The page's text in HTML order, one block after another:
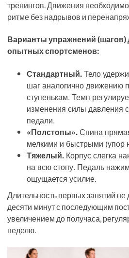
тренингов. Движения
ритме без надрывов и
Варианты упражнений
опытных спортсменов:
Стандартный.Тело
шаг аналогично движению
ступенькам. Темп
изменения силы давления
педали.
«Полстопы».Спина
мелкими и быстрыми (упор
Тяжелый. Корпус слегка
на всю стопу. Педаль
ощущается усилие.
Длительность первых занятий
десяти минут с последующим
увеличением до получаса,
неделю.